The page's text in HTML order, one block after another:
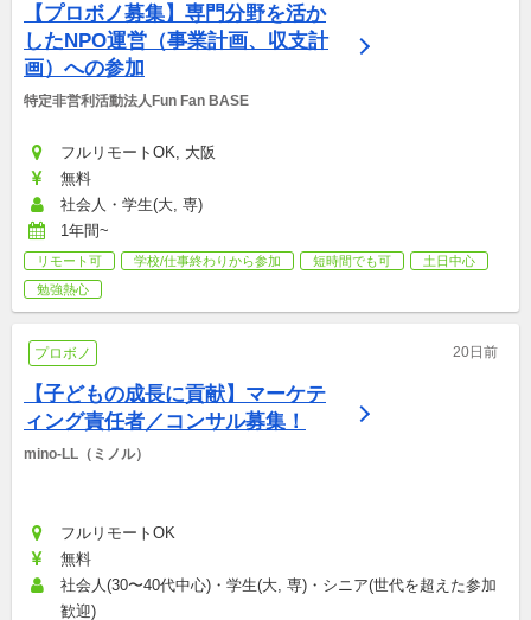
【プロボノ募集】専門分野を活か
したNPO運営（事業計画、収支計
画）への参加
特定非営利活動法人Fun Fan BASE
フルリモートOK, 大阪
無料
社会人・学生(大, 専)
1年間~
リモート可 学校/仕事終わりから参加 短時間でも可
土日中心
勉強熱心
プロボノ 20日前
【子どもの成長に貢献】マーケテ
ィング責任者／コンサル募集！
mino-LL（ミノル）
フルリモートOK
無料
社会人(30〜40代中心)・学生(大, 専)・シニア(世代を超えた参加
歓迎)